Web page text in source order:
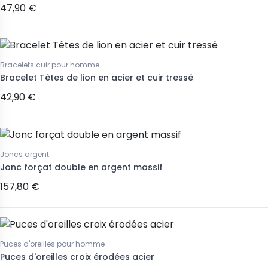
47,90 €
Bracelets cuir pour homme
Bracelet Têtes de lion en acier et cuir tressé
42,90 €
Joncs argent
Jonc forçat double en argent massif
157,80 €
Puces d'oreilles pour homme
Puces d'oreilles croix érodées acier